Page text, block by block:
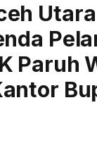
Utara
Paruh